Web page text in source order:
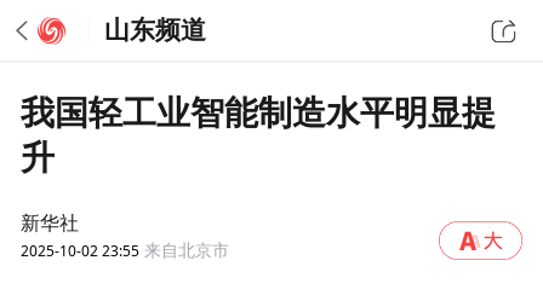
山东频道
我国轻工业智能制造水平明显提
升
新华社
2025-10-02 23:55 来自北京市